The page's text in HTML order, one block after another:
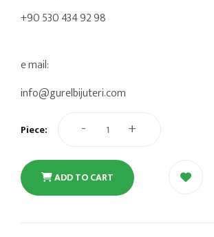
+90 530 434 92 98
e mail:
info@gurelbijuteri.com
Piece: - +
ADD TO CART